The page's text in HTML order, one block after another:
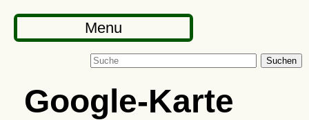
Menu
Suchen
Google-Karte